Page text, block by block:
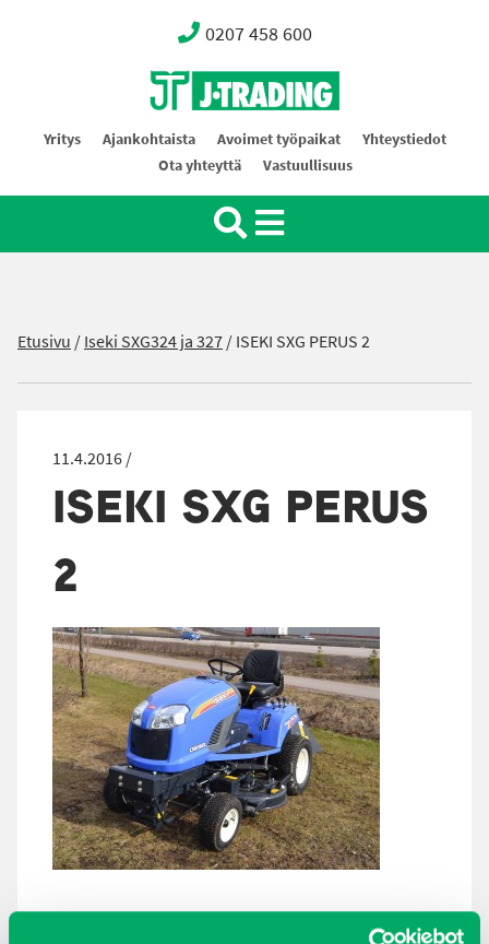
0207 458 600
Oy J-Trading Ab
Yritys Ajankohtaista Avoimet työpaikat
Yhteystiedot
Ota yhteyttä
Vastuullisuus
Etusivu /Iseki SXG324 ja 327/ISEKI SXG PERUS 2
11.4.2016 /
ISEKI SXG PERUS
2